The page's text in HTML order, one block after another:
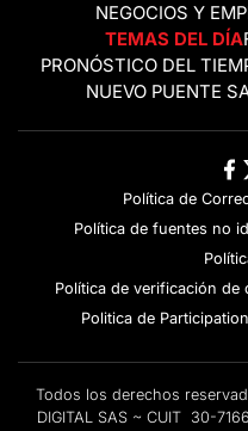
NEGOCIOS Y
TEMAS DEL DÍA
PRONÓSTICO DEL
NUEVO PUENTE
Política de
Política de fuentes no
Política de verificación
Politica de Participation
Todos los derechos
DIGITAL SAS ~ CUIT 30-